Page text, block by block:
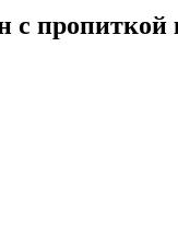
пропиткой